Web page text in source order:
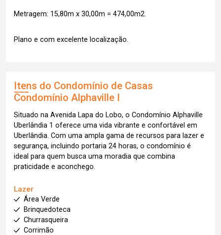
Metragem: 15,80m x 30,00m = 474,00m2.
Plano e com excelente localização.
Itens do Condomínio de Casas
Condomínio Alphaville I
Situado na Avenida Lapa do Lobo, o Condomínio Alphaville
Uberlândia 1 oferece uma vida vibrante e confortável em
Uberlândia. Com uma ampla gama de recursos para lazer e
segurança, incluindo portaria 24 horas, o condomínio é
ideal para quem busca uma moradia que combina
praticidade e aconchego.
Lazer
Área Verde
Brinquedoteca
Churrasqueira
Corrimão